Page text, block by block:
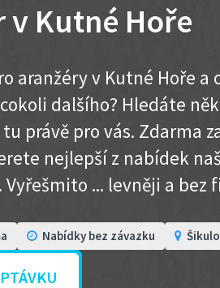
v Kutné Hoře
aranžéry v Kutné Hoře a
dalšího? Hledáte
právě pro vás. Zdarma
nejlepší z nabídek
Vyřešmito ... levněji a bez
Nabídky bez závazku